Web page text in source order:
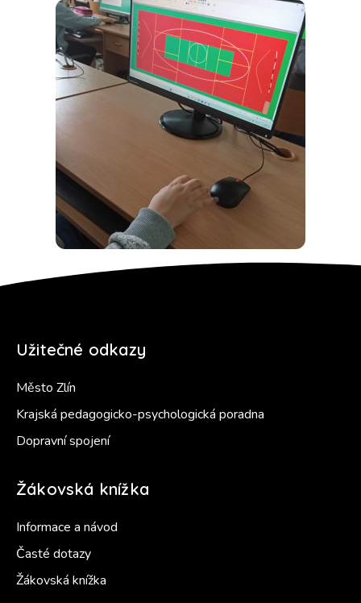
Užitečné odkazy
Město Zlín
Krajská pedagogicko-psychologická poradna
Dopravní spojení
Žákovská knížka
Informace a návod
Časté dotazy
Žákovská knížka